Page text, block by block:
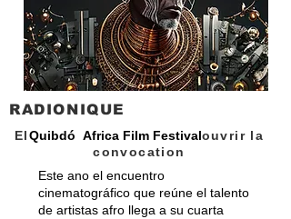
RADIONIQUE
ElQuibdó Africa Film Festivalouvrir la
convocation
Este ano el encuentro
cinematográfico que reúne el talento
de artistas afro llega a su cuarta